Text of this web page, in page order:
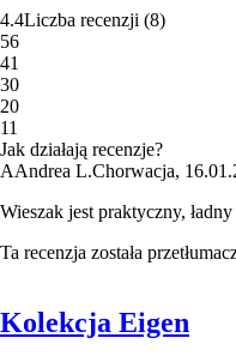
4.4Liczba recenzji (8)
56
41
30
20
11
Jak działają recenzje?
AAndrea L.Chorwacja,
Wieszak jest praktyczny,
Ta recenzja została
Kolekcja Eigen